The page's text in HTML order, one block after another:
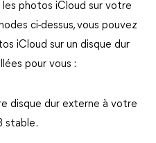
photos iCloud sur votre
ci-dessus, vous pouvez
iCloud sur un disque dur
pour vous :
disque dur externe à votre
stable.